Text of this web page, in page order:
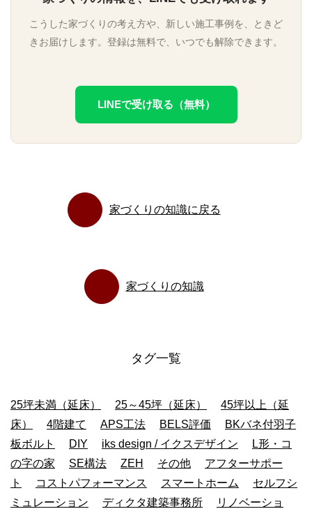
こうした家づくりの考え方や、新しい施工事例を、ときど
きお届けします。登録は無料で、いつでも解除できます。
LINEで受け取る（無料）
家づくりの知識に戻る
家づくりの知識
タグ一覧
25坪未満（延床） 25～45坪（延床）
45坪以上（延
床）
4階建て APS工法 BELS評価
BKバネ付羽子
板ボルト
DIY iks design / イクスデザイン
L形・コ
の字の家
SE構法 ZEH その他
アフターサポー
ト
コストパフォーマンス スマートホーム
セルフシ
ミュレーション
ディクタ建築事務所
リノベーショ